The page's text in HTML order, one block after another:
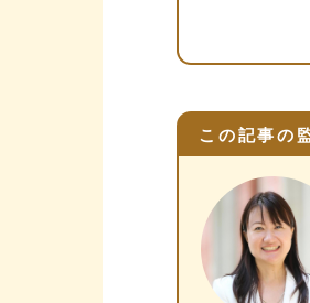
40代が備
住宅購
教育資金
老後資金
必要な金
単身世帯
この記事の